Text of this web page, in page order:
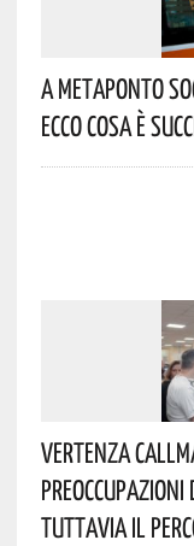
A Metaponto
Ecco Cosa È
Vertenza
Preoccupazioni
Tuttavia Il